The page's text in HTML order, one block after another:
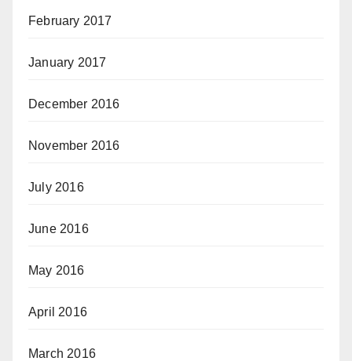
February 2017
January 2017
December 2016
November 2016
July 2016
June 2016
May 2016
April 2016
March 2016